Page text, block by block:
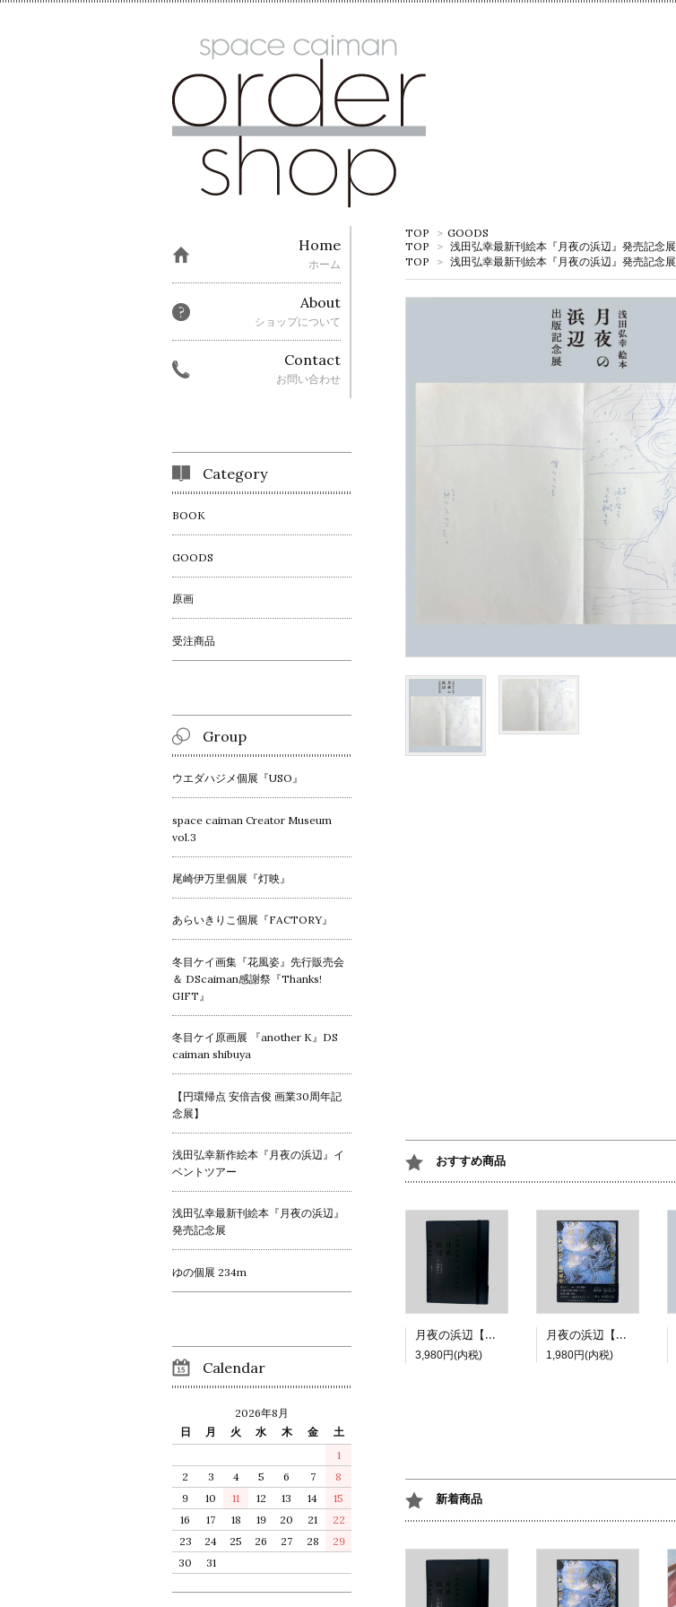
TOP > GOODS
TOP
> 浅田弘幸最新刊絵本『月夜の浜辺』発売記念展
TOP
> 浅田弘幸最新刊絵本『月夜の浜辺』発売記念展
おすすめ商品
月夜の浜辺【特装版】
3,980円(内税)
月夜の浜辺【通常版】
1,980円(内税)
新着商品
Home
ホーム
About
ショップについて
Contact
お問い合わせ
Category
BOOK
GOODS
原画
受注商品
Group
ウエダハジメ個展『USO』
space caiman Creator Museum
vol.3
尾崎伊万里個展『灯映』
あらいきりこ個展『FACTORY』
冬目ケイ画集『花風姿』先行販売会
＆ DScaiman感謝祭『Thanks!
GIFT』
冬目ケイ原画展 『another K』DS
caiman shibuya
【円環帰点 安倍吉俊 画業30周年記
念展】
浅田弘幸新作絵本『月夜の浜辺』イ
ベントツアー
浅田弘幸最新刊絵本『月夜の浜辺』
発売記念展
ゆの個展 234m
Calendar
2026年8月
日
月 火 水 木 金
土
1
2
3 4 5 6 7
8
9
10 11 12 13 14
15
16
17 18 19 20 21
22
23
24 25 26 27 28
29
30
31